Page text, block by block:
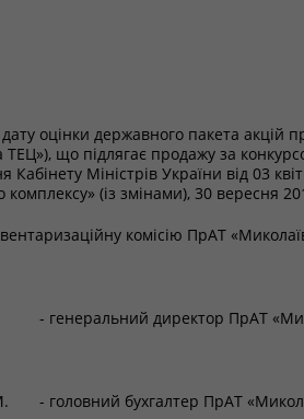
оцінки державного пакета акцій
ТЕЦ»), що підлягає продажу за
Кабінету Міністрів України від 03
комплексу» (із змінами), 30 вересня
комісію ПрАТ
генеральний директор ПрАТ
- головний бухгалтер ПрАТ